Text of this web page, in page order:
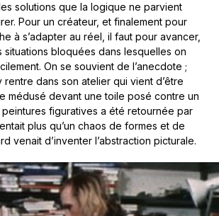
solutions que la logique ne parvient
Pour un créateur, et finalement pour
à s’adapter au réel, il faut pour avancer,
bloquées dans lesquelles on
On se souvient de l’anecdote ;
rentre dans son atelier qui vient d’être
médusé devant une toile posé contre un
peintures figuratives a été retournée par
plus qu’un chaos de formes et de
venait d’inventer l’abstraction picturale.